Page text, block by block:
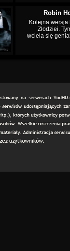
Robin
Kolejna wersja
Złodziei.
wciela się